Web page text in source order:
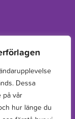
Dessa
på vår
hur länge du